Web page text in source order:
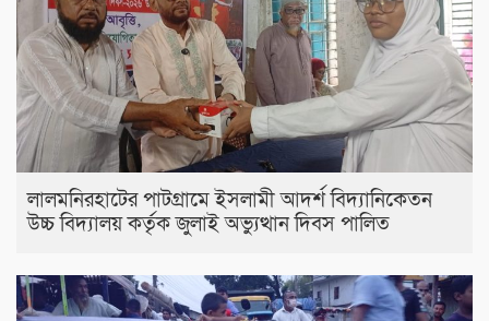
লালমনিরহাটের পাটগ্রামে ইসলামী আদর্শ বিদ্যানিকেতন
উচ্চ বিদ্যালয় কর্তৃক জুলাই অভ্যুত্থান দিবস পালিত